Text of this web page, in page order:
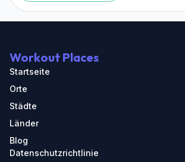
Workout Places
Startseite
Orte
Städte
Länder
Blog
Datenschutzrichtlinie